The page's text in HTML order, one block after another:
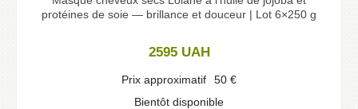
protéines de soie — brillance et douceur | Lot 6×250 g
2595 UAH
Prix approximatif 50 €
Bientôt disponible